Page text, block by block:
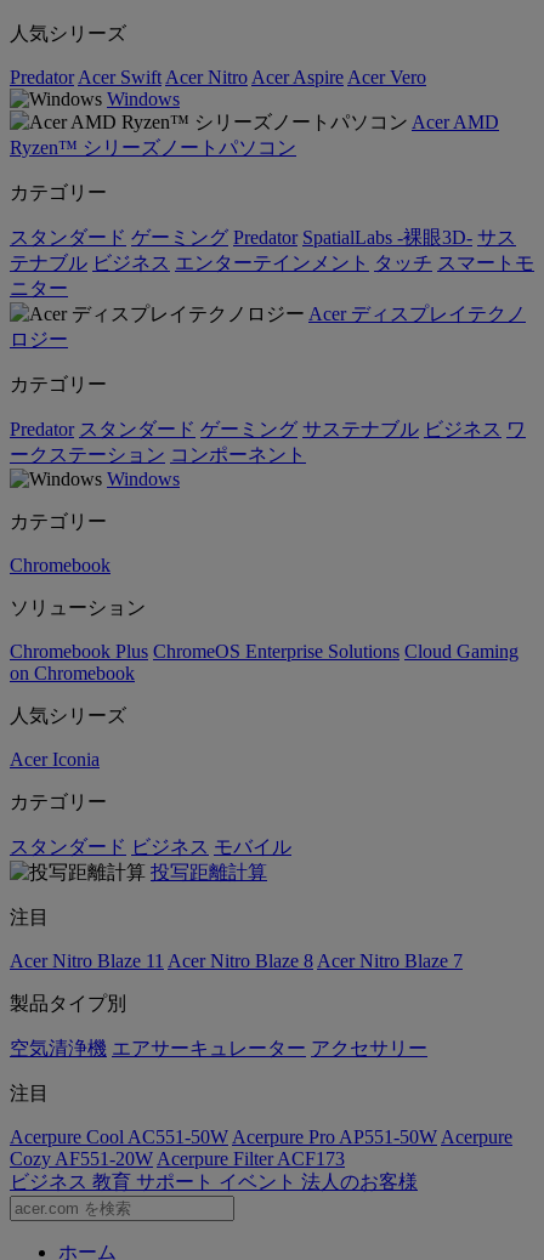
人気シリーズ
Predator Acer Swift Acer Nitro Acer Aspire Acer Vero
Windows
Acer AMD
Ryzen™ シリーズノートパソコン
カテゴリー
スタンダード ゲーミング Predator SpatialLabs -裸眼3D- サス
テナブル ビジネス エンターテインメント タッチ スマートモ
ニター
Acer ディスプレイテクノ
ロジー
カテゴリー
Predator スタンダード ゲーミング サステナブル ビジネス ワ
ークステーション コンポーネント
Windows
カテゴリー
Chromebook
ソリューション
Chromebook Plus ChromeOS Enterprise Solutions Cloud Gaming
on Chromebook
人気シリーズ
Acer Iconia
カテゴリー
スタンダード ビジネス モバイル
投写距離計算
注目
Acer Nitro Blaze 11 Acer Nitro Blaze 8 Acer Nitro Blaze 7
製品タイプ別
空気清浄機 エアサーキュレーター アクセサリー
注目
Acerpure Cool AC551-50W Acerpure Pro AP551-50W Acerpure
Cozy AF551-20W Acerpure Filter ACF173
ビジネス 教育 サポート イベント 法人のお客様
ホーム